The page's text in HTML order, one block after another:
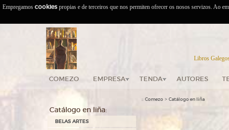
Libros
COMEZO EMPRESA TENDA AUTORES
Catálogo en liña:
BELAS ARTES
:: Comezo > Catálogo en liña
Empregamos cookies propias e de terceiros que nos permiten ofrecer os nosos servizos. Ao